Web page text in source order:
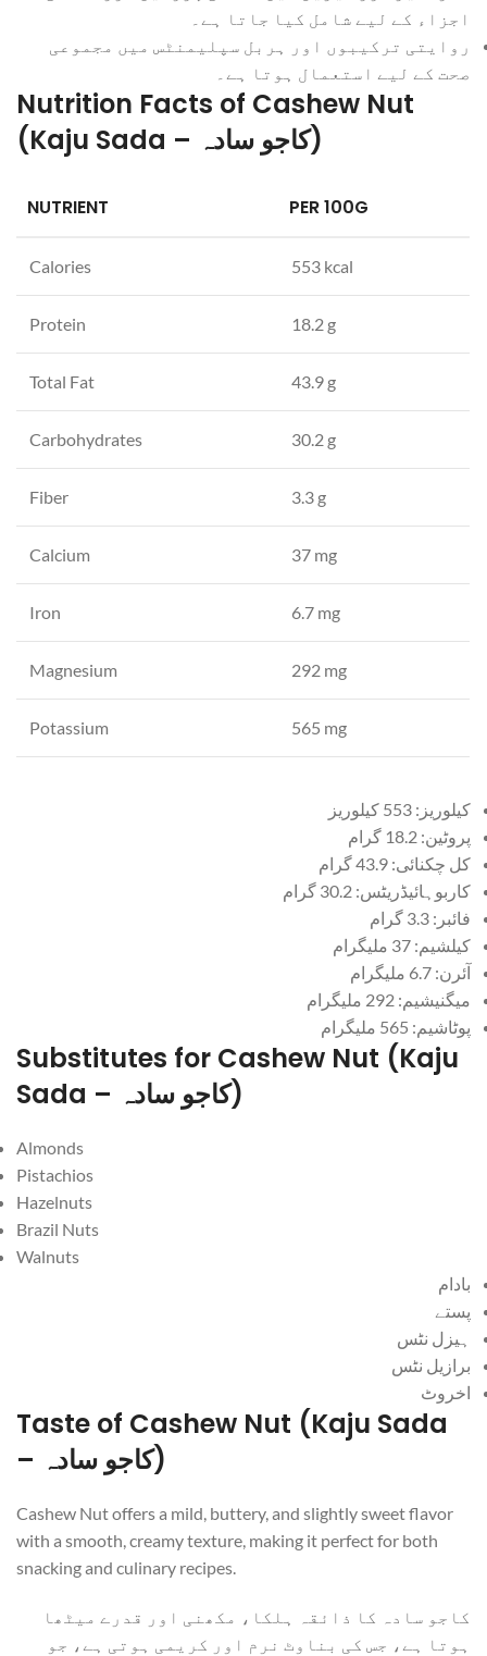
اجزاء کے لیے شامل کیا جاتا ہے۔
روایتی ترکیبوں اور ہربل سپلیمنٹس میں مجموعی
صحت کے لیے استعمال ہوتا ہے۔
Nutrition Facts of Cashew Nut
(Kaju Sada – کاجو سادہ)
NUTRIENT PER 100G
Calories 553 kcal
Protein 18.2 g
Total Fat 43.9 g
Carbohydrates 30.2 g
Fiber 3.3 g
Calcium 37 mg
Iron 6.7 mg
Magnesium 292 mg
Potassium 565 mg
کیلوریز: 553 کیلوریز
پروٹین: 18.2 گرام
کل چکنائی: 43.9 گرام
کاربوہائیڈریٹس: 30.2 گرام
فائبر: 3.3 گرام
کیلشیم: 37 ملیگرام
آئرن: 6.7 ملیگرام
میگنیشیم: 292 ملیگرام
پوٹاشیم: 565 ملیگرام
Substitutes for Cashew Nut (Kaju
Sada – کاجو سادہ)
Almonds
Pistachios
Hazelnuts
Brazil Nuts
Walnuts
بادام
پستے
ہیزل نٹس
برازیل نٹس
اخروٹ
Taste of Cashew Nut (Kaju Sada
– کاجو سادہ)
Cashew Nut offers a mild, buttery, and slightly sweet flavor
with a smooth, creamy texture, making it perfect for both
snacking and culinary recipes.
کاجو سادہ کا ذائقہ ہلکا، مکھنی اور قدرے میٹھا
ہوتا ہے، جس کی بناوٹ نرم اور کریمی ہوتی ہے، جو